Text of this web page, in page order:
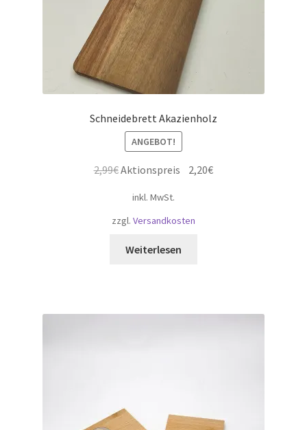
Schneidebrett Akazienholz
ANGEBOT!
2,99€ Ursprünglicher
war:
2,99€
Aktionspreis 2,20€Aktueller
inkl. MwSt.
zzgl. Versandkosten
Weiterlesen